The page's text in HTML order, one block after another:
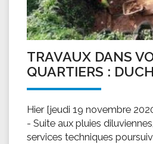
TRAVAUX DANS
QUARTIERS :
Hier [jeudi 19 novembre
- Suite aux pluies
services techniques